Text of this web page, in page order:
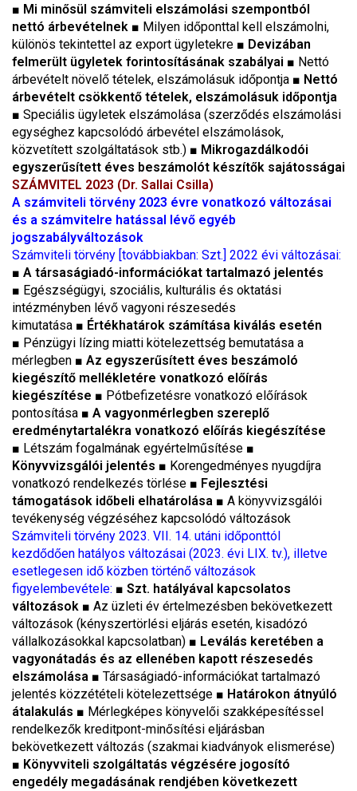
■ Mi minősül számviteli elszámolási szempontból
nettó árbevételnek ■ Milyen időponttal kell elszámolni,
különös tekintettel az export ügyletekre ■ Devizában
felmerült ügyletek forintosításának szabályai ■ Nettó
árbevételt növelő tételek, elszámolásuk időpontja ■ Nettó
árbevételt csökkentő tételek, elszámolásuk időpontja
■ Speciális ügyletek elszámolása (szerződés elszámolási
egységhez kapcsolódó árbevétel elszámolások,
közvetített szolgáltatások stb.) ■ Mikrogazdálkodói
egyszerűsített éves beszámolót készítők sajátosságai
SZÁMVITEL 2023 (Dr. Sallai Csilla)
A számviteli törvény 2023 évre vonatkozó változásai
és a számvitelre hatással lévő egyéb
jogszabályváltozások
Számviteli törvény [továbbiakban: Szt.] 2022 évi változásai:
■ A társaságiadó-információkat tartalmazó jelentés
■ Egészségügyi, szociális, kulturális és oktatási
intézményben lévő vagyoni részesedés
kimutatása ■ Értékhatárok számítása kiválás esetén
■ Pénzügyi lízing miatti kötelezettség bemutatása a
mérlegben ■ Az egyszerűsített éves beszámoló
kiegészítő mellékletére vonatkozó előírás
kiegészítése ■ Pótbefizetésre vonatkozó előírások
pontosítása ■ A vagyonmérlegben szereplő
eredménytartalékra vonatkozó előírás kiegészítése
■ Létszám fogalmának egyértelműsítése ■
Könyvvizsgálói jelentés ■ Korengedményes nyugdíjra
vonatkozó rendelkezés törlése ■ Fejlesztési
támogatások időbeli elhatárolása ■ A könyvvizsgálói
tevékenység végzéséhez kapcsolódó változások
Számviteli törvény 2023. VII. 14. utáni időponttól
kezdődően hatályos változásai (2023. évi LIX. tv.), illetve
esetlegesen idő közben történő változások
figyelembevétele: ■ Szt. hatályával kapcsolatos
változások ■ Az üzleti év értelmezésben bekövetkezett
változások (kényszertörlési eljárás esetén, kisadózó
vállalkozásokkal kapcsolatban) ■ Leválás keretében a
vagyonátadás és az ellenében kapott részesedés
elszámolása ■ Társaságiadó-információkat tartalmazó
jelentés közzétételi kötelezettsége ■ Határokon átnyúló
átalakulás ■ Mérlegképes könyvelői szakképesítéssel
rendelkezők kreditpont-minősítési eljárásban
bekövetkezett változás (szakmai kiadványok elismerése)
■ Könyvviteli szolgáltatás végzésére jogosító
engedély megadásának rendjében következett